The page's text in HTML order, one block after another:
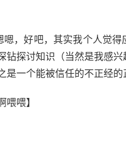
，好吧，其实我个人觉得
探讨知识（当然是我感
是一个能被信任的不正经
喂喂】